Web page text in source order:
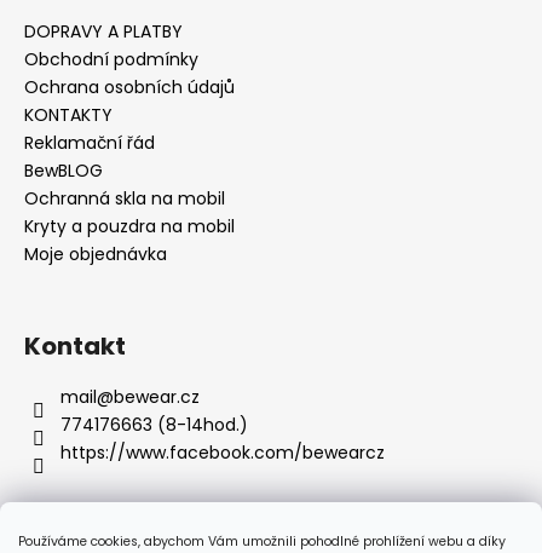
Používáme cookies, abychom Vám umožnili pohodlné prohlížení webu a díky
DOPRAVY A PLATBY
Obchodní podmínky
Ochrana osobních údajů
KONTAKTY
Reklamační řád
BewBLOG
Ochranná skla na mobil
Kryty a pouzdra na mobil
Moje objednávka
Kontakt
mail@bewear.cz
774176663 (8-14hod.)
https://www.facebook.com/bewearcz